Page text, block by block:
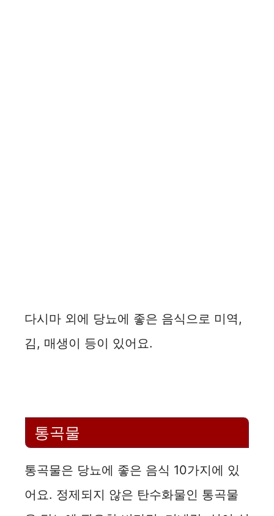
다시마 외에 당뇨에 좋은 음식으로 미역,
김, 매생이 등이 있어요.
통곡물
통곡물은 당뇨에 좋은 음식 10가지에 있
어요. 정제되지 않은 탄수화물인 통곡물